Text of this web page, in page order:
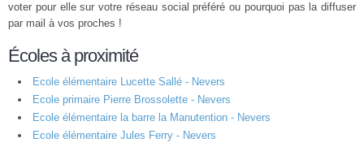
voter pour elle sur votre réseau social préféré ou pourquoi pas la diffuser
par mail à vos proches !
Écoles à proximité
Ecole élémentaire Lucette Sallé - Nevers
Ecole primaire Pierre Brossolette - Nevers
Ecole élémentaire la barre la Manutention - Nevers
Ecole élémentaire Jules Ferry - Nevers